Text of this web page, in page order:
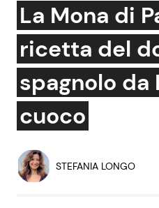
News e Cronaca
Attualità Italiana
Economia
Persone Scomparse
La Mona di
ricetta del
spagnolo da
cuoco
STEFANIA LONGO